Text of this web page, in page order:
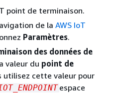
point de terminaison.
de la AWS IoT
Paramètres.
des données de
valeur du point de
utilisez cette valeur pour
espace